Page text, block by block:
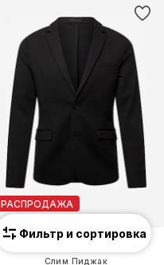
РАСПРОДАЖА
Слим Пиджак
Фильтр и сортировка